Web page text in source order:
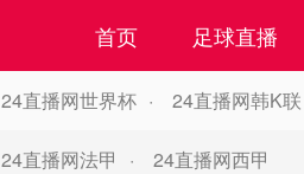
首页 足球直播
24直播网世界杯 24直播网韩K联
24直播网法甲 24直播网西甲